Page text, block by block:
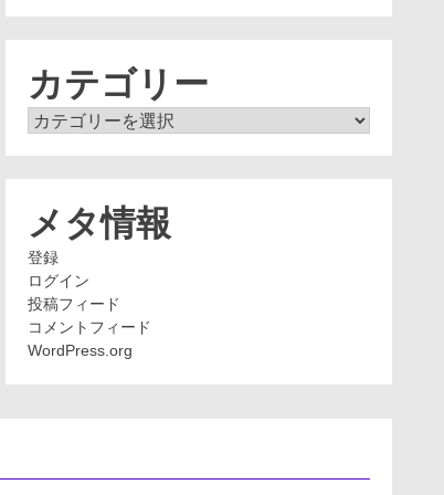
カテゴリー
カ
メタ情報
登録
ログイン
投稿フィード
コメントフィード
WordPress.org